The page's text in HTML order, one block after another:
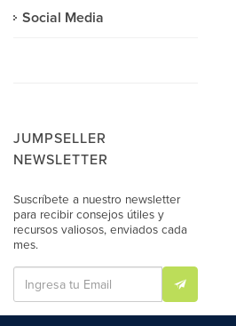
Social Media
JUMPSELLER
NEWSLETTER
Suscríbete a nuestro newsletter
para recibir consejos útiles y
recursos valiosos, enviados cada
mes.